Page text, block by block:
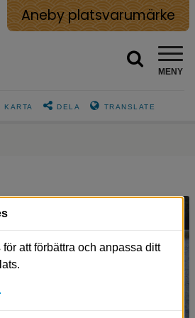
Aneby platsvarumärke
MENY
KARTA DELA TRANSLATE
att förbättra och anpassa ditt